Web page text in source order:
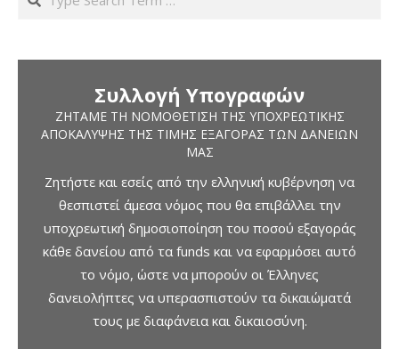
Συλλογή Υπογραφών
ΖΗΤΆΜΕ ΤΗ ΝΟΜΟΘΈΤΙΣΗ ΤΗΣ ΥΠΟΧΡΕΩΤΙΚΉΣ
ΑΠΟΚΆΛΥΨΗΣ ΤΗΣ ΤΙΜΉΣ ΕΞΑΓΟΡΆΣ ΤΩΝ ΔΑΝΕΊΩΝ
ΜΑΣ
Ζητήστε και εσείς από την ελληνική κυβέρνηση να
θεσπιστεί άμεσα νόμος που θα επιβάλλει την
υποχρεωτική δημοσιοποίηση του ποσού εξαγοράς
κάθε δανείου από τα funds και να εφαρμόσει αυτό
το νόμο, ώστε να μπορούν οι Έλληνες
δανειολήπτες να υπερασπιστούν τα δικαιώματά
τους με διαφάνεια και δικαιοσύνη.